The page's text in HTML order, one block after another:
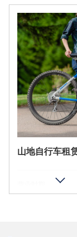
・参加人员需高中
・包括山地自行车
・带跟随车，返回
2026/5/9 - 2026/
费用 (含税)
1名 4500日元
年龄条件
儿童 6岁以上
参加人数
2名以上
营业时间
8:45 - 10:15 /
备注
山地自行车租